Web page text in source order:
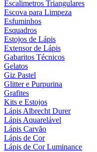
Escalimetros Triangulares
Escova para Limpeza
Esfuminhos
Esquadros
Estojos de Lápis
Extensor de Lápis
Gabaritos Técnicos
Gelatos
Giz Pastel
Glitter e Purpurina
Grafites
Kits e Estojos
Lápis Albrecht Durer
Lápis Aquarelável
Lápis Carvão
Lápis de Cor
Lápis de Cor Luminance